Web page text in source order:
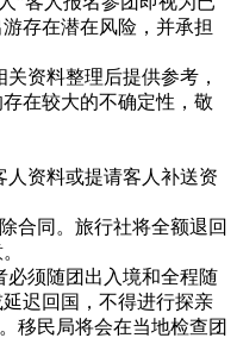
存在潜在风险，并承担
资料整理后提供参考，
在较大的不确定性，敬
人资料或提请客人补送资
合同。旅行社将全额退回
必须随团出入境和全程随
迟回国，不得进行探亲
移民局将会在当地检查团